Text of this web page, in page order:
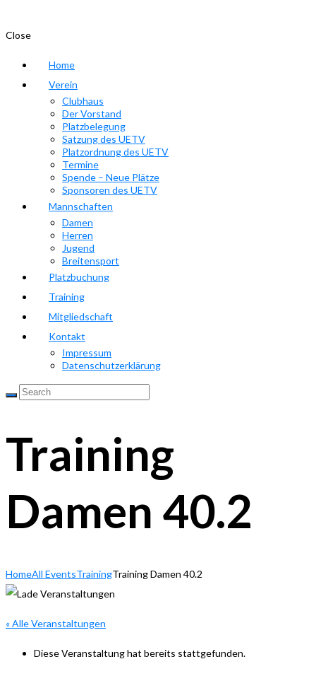
Close
Home
Verein
Clubhaus
Der Vorstand
Platzbelegung
Satzung des UETV
Platzordnung des UETV
Termine
Spende – Neue Plätze
Sponsoren des UETV
Mannschaften
Damen
Herren
Jugend
Breitensport
Platzbuchung
Training
Mitgliedschaft
Kontakt
Impressum
Datenschutzerklärung
Training
Damen 40.2
HomeAll EventsTrainingTraining Damen 40.2
« Alle Veranstaltungen
Diese Veranstaltung hat bereits stattgefunden.